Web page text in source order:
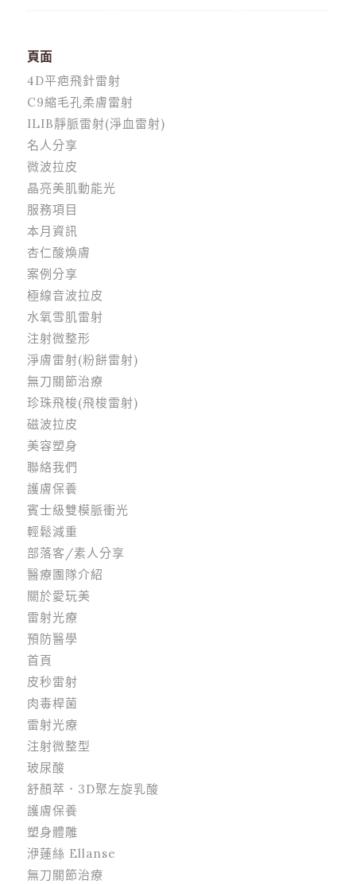
頁面
4D平疤飛針雷射
C9縮毛孔柔膚雷射
ILIB靜脈雷射(淨血雷射)
名人分享
微波拉皮
晶亮美肌動能光
服務項目
本月資訊
杏仁酸煥膚
案例分享
極線音波拉皮
水氧雪肌雷射
注射微整形
淨膚雷射(粉餅雷射)
無刀關節治療
珍珠飛梭(飛梭雷射)
磁波拉皮
美容塑身
聯絡我們
護膚保養
賓士級雙模脈衝光
輕鬆減重
部落客/素人分享
醫療團隊介紹
關於愛玩美
雷射光療
預防醫學
首頁
皮秒雷射
肉毒桿菌
雷射光療
注射微整型
玻尿酸
舒顏萃．3D聚左旋乳酸
護膚保養
塑身體雕
洢蓮絲 Ellanse
無刀關節治療